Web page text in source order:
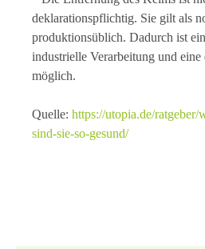
deklarationspflichtig. Sie gilt als
produktionsüblich. Dadurch ist
industrielle Verarbeitung und
möglich.
Quelle: https://utopia.de/ratgeber/
sind-sie-so-gesund/